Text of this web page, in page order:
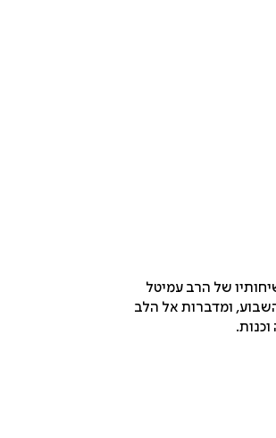
של הרב עמיטל
ומדברות אל הלב